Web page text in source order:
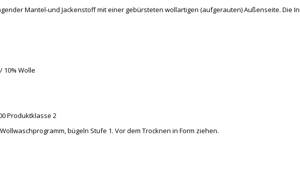
Mantel-und Jackenstoff mit einer gebürsteten wollartigen (aufgerauten) Außenseite. Die
10% Wolle
Produktklasse 2
bügeln Stufe 1. Vor dem Trocknen in Form ziehen.